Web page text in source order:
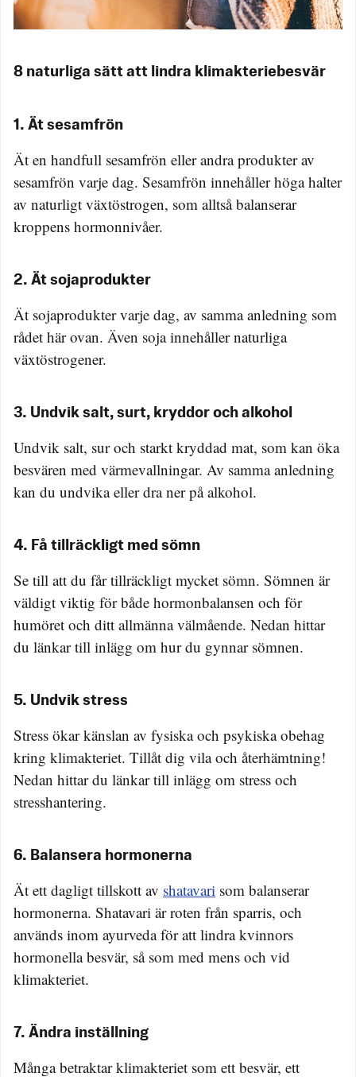
8 naturliga sätt att lindra klimakteriebesvär
1. Ät sesamfrön
Ät en handfull sesamfrön eller andra produkter av
sesamfrön varje dag. Sesamfrön innehåller höga halter
av naturligt växtöstrogen, som alltså balanserar
kroppens hormonnivåer.
2. Ät sojaprodukter
Ät sojaprodukter varje dag, av samma anledning som
rådet här ovan. Även soja innehåller naturliga
växtöstrogener.
3. Undvik salt, surt, kryddor och alkohol
Undvik salt, sur och starkt kryddad mat, som kan öka
besvären med värmevallningar. Av samma anledning
kan du undvika eller dra ner på alkohol.
4. Få tillräckligt med sömn
Se till att du får tillräckligt mycket sömn. Sömnen är
väldigt viktig för både hormonbalansen och för
humöret och ditt allmänna välmående. Nedan hittar
du länkar till inlägg om hur du gynnar sömnen.
5. Undvik stress
Stress ökar känslan av fysiska och psykiska obehag
kring klimakteriet. Tillåt dig vila och återhämtning!
Nedan hittar du länkar till inlägg om stress och
stresshantering.
6. Balansera hormonerna
Ät ett dagligt tillskott av shatavari som balanserar
hormonerna. Shatavari är roten från sparris, och
används inom ayurveda för att lindra kvinnors
hormonella besvär, så som med mens och vid
klimakteriet.
7. Ändra inställning
Många betraktar klimakteriet som ett besvär, ett